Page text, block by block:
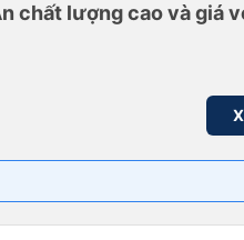
chất lượng cao và giá